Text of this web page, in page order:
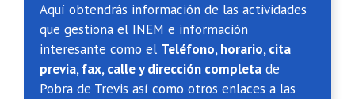
Aquí obtendrás información de las actividades
que gestiona el INEM e información
interesante como el Teléfono, horario, cita
previa, fax, calle y dirección completa de
Pobra de Trevis así como otros enlaces a las